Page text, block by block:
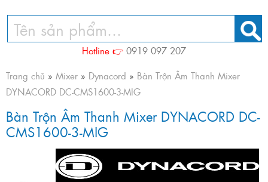
Hotline 👉 0919 097 207
Trang chủ » Mixer » Dynacord » Bàn Trộn Âm Thanh Mixer
DYNACORD DC-CMS1600-3-MIG
Bàn Trộn Âm Thanh Mixer DYNACORD DC-
CMS1600-3-MIG